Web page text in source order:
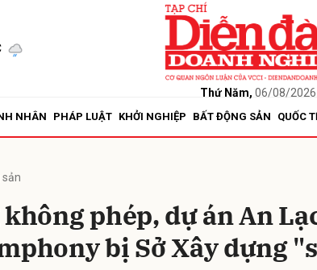
Thứ Năm, 06/08/2026
NHÂN PHÁP LUẬT KHỞI NGHIỆP BẤT ĐỘNG SẢN QUỐC
sản
phép, dự án An
bị Sở Xây dựng